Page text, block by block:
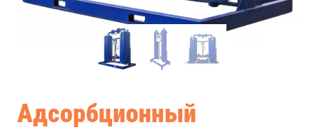
Адсорбционный